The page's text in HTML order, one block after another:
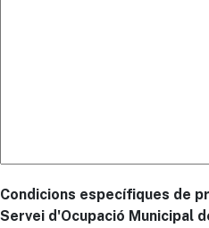
Condicions específiques de
Servei d'Ocupació Municipal